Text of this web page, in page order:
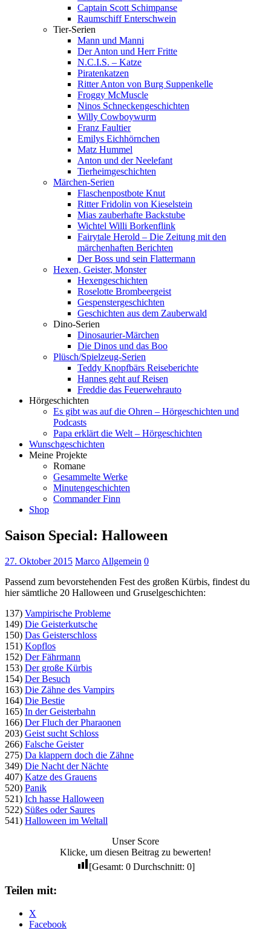
Captain Scott Schimpanse
Raumschiff Enterschwein
Tier-Serien
Mann und Manni
Der Anton und Herr Fritte
N.C.I.S. – Katze
Piratenkatzen
Ritter Anton von Burg Suppenkelle
Froggy McMuscle
Ninos Schneckengeschichten
Willy Cowboywurm
Franz Faultier
Emilys Eichhörnchen
Matz Hummel
Anton und der Neelefant
Tierheimgeschichten
Märchen-Serien
Flaschenpostbote Knut
Ritter Fridolin von Kieselstein
Mias zauberhafte Backstube
Wichtel Willi Borkenflink
Fairytale Herold – Die Zeitung mit den
märchenhaften Berichten
Der Boss und sein Flattermann
Hexen, Geister, Monster
Hexengeschichten
Roselotte Brombeergeist
Gespenstergeschichten
Geschichten aus dem Zauberwald
Dino-Serien
Dinosaurier-Märchen
Die Dinos und das Boo
Plüsch/Spielzeug-Serien
Teddy Knopfbärs Reiseberichte
Hannes geht auf Reisen
Freddie das Feuerwehrauto
Hörgeschichten
Es gibt was auf die Ohren – Hörgeschichten und
Podcasts
Papa erklärt die Welt – Hörgeschichten
Wunschgeschichten
Meine Projekte
Romane
Gesammelte Werke
Minutengeschichten
Commander Finn
Shop
Saison Special: Halloween
27. Oktober 2015 Marco Allgemein 0
Passend zum bevorstehenden Fest des großen Kürbis, findest du
hier sämtliche 20 Halloween und Gruselgeschichten:
137) Vampirische Probleme
149) Die Geisterkutsche
150) Das Geisterschloss
151) Kopflos
152) Der Fährmann
153) Der große Kürbis
154) Der Besuch
163) Die Zähne des Vampirs
164) Die Bestie
165) In der Geisterbahn
166) Der Fluch der Pharaonen
203) Geist sucht Schloss
266) Falsche Geister
275) Da klappern doch die Zähne
349) Die Nacht der Nächte
407) Katze des Grauens
520) Panik
521) Ich hasse Halloween
522) Süßes oder Saures
541) Halloween im Weltall
Unser Score
Klicke, um diesen Beitrag zu bewerten!
[Gesamt: 0Durchschnitt: 0]
Teilen mit:
X
Facebook